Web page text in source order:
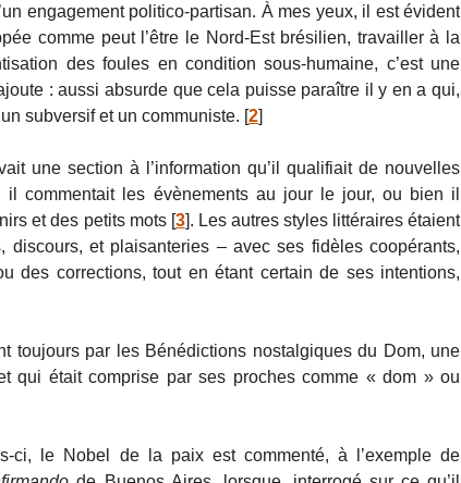
engagement politico-partisan. À mes yeux, il est évident
comme peut l’être le Nord-Est brésilien, travailler à la
des foules en condition sous-humaine, c’est une
: aussi absurde que cela puisse paraître il y en a qui,
subversif et un communiste. [2]
une section à l’information qu’il qualifiait de nouvelles
il commentait les évènements au jour le jour, ou bien il
et des petits mots[3]. Les autres styles littéraires étaient
discours, et plaisanteries – avec ses fidèles coopérants,
des corrections, tout en étant certain de ses intentions,
toujours par les Bénédictions nostalgiques du Dom, une
qui était comprise par ses proches comme « dom » ou
ci, le Nobel de la paix est commenté, à l’exemple de